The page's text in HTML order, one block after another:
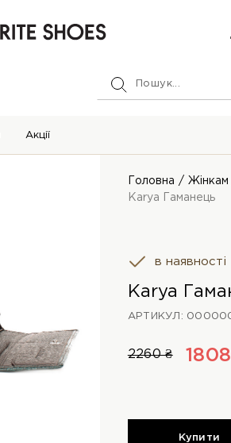
Акції
Головна Жінкам
Karya Гаманець
в наявності
Karya
АРТИКУЛ:
2260 ₴
Купити